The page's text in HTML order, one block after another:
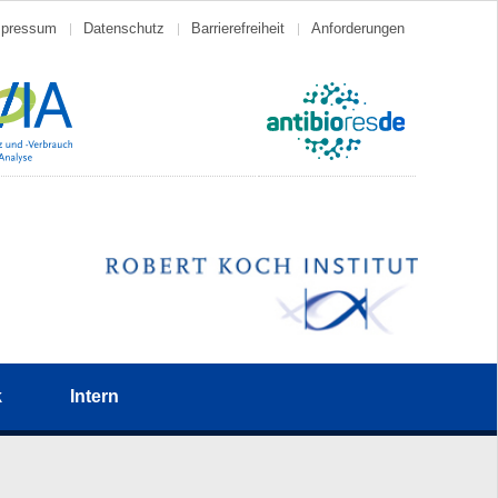
Datenschutz Barrierefreiheit Anforderungen
Intern